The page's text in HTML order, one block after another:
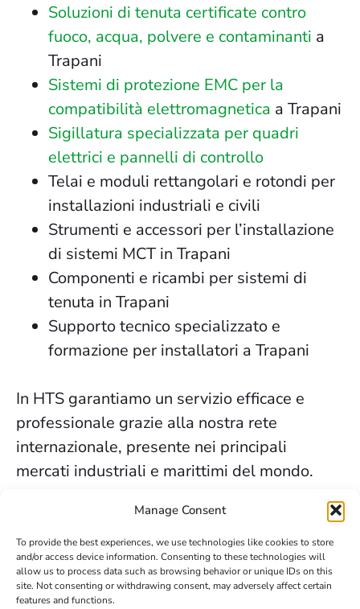
Manage Consent
To provide the best experiences, we use technologies like cookies to store
and/or access device information. Consenting to these technologies will
allow us to process data such as browsing behavior or unique IDs on this
site. Not consenting or withdrawing consent, may adversely affect certain
features and functions.
Soluzioni di tenuta certificate contro
fuoco, acqua, polvere e contaminanti a
Trapani
Sistemi di protezione EMC per la
compatibilità elettromagnetica a Trapani
Sigillatura specializzata per quadri
elettrici e pannelli di controllo
Telai e moduli rettangolari e rotondi per
installazioni industriali e civili
Strumenti e accessori per l’installazione
di sistemi MCT in Trapani
Componenti e ricambi per sistemi di
tenuta in Trapani
Supporto tecnico specializzato e
formazione per installatori a Trapani
In HTS garantiamo un servizio efficace e
professionale grazie alla nostra rete
internazionale, presente nei principali
mercati industriali e marittimi del mondo.
I servizi di sigillatura sicura che forniamo a
esperienza, dalla fiducia dei nostri clienti e
dal nostro costante impegno per
l’innovazione e la sicurezza.